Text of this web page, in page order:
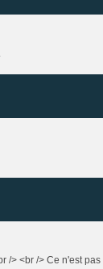
/> <br /> Ce n'est